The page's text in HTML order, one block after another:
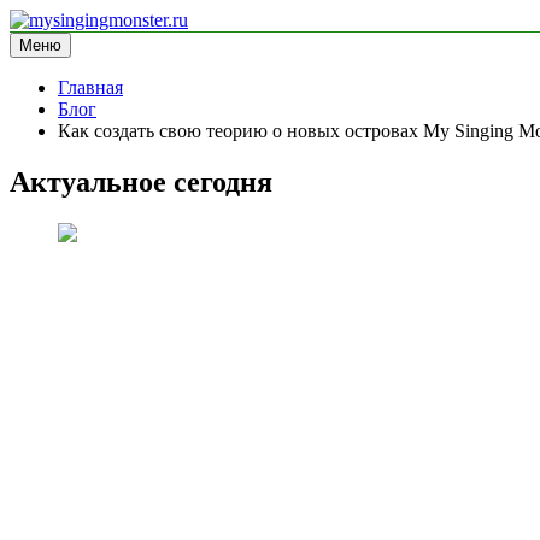
Перейти
к
содержимому
mysingingmonster.ru
информационный сайт
Меню
Главная
Блог
Как создать свою теорию о новых островах My Singing
Актуальное сегодня